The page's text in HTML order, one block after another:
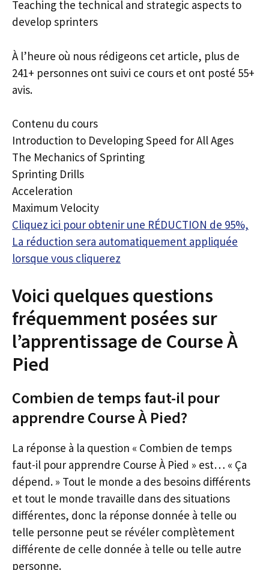
Teaching the technical and strategic aspects to
develop sprinters
À l’heure où nous rédigeons cet article, plus de
241+ personnes ont suivi ce cours et ont posté 55+
avis.
Contenu du cours
Introduction to Developing Speed for All Ages
The Mechanics of Sprinting
Sprinting Drills
Acceleration
Maximum Velocity
Cliquez ici pour obtenir une RÉDUCTION de 95%,
La réduction sera automatiquement appliquée
lorsque vous cliquerez
Voici quelques questions
fréquemment posées sur
l’apprentissage de Course À
Pied
Combien de temps faut-il pour
apprendre Course À Pied?
La réponse à la question « Combien de temps
faut-il pour apprendre Course À Pied » est… « Ça
dépend. » Tout le monde a des besoins différents
et tout le monde travaille dans des situations
différentes, donc la réponse donnée à telle ou
telle personne peut se révéler complètement
différente de celle donnée à telle ou telle autre
personne.